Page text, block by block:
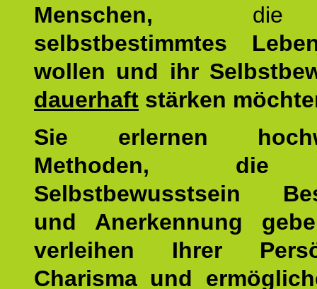
Menschen,
selbstbestimmtes
wollen und ihr
dauerhaft stärken
Sie erlernen
Methoden, die
Selbstbewusstsein
und Anerkennung
verleihen Ihrer
Charisma und